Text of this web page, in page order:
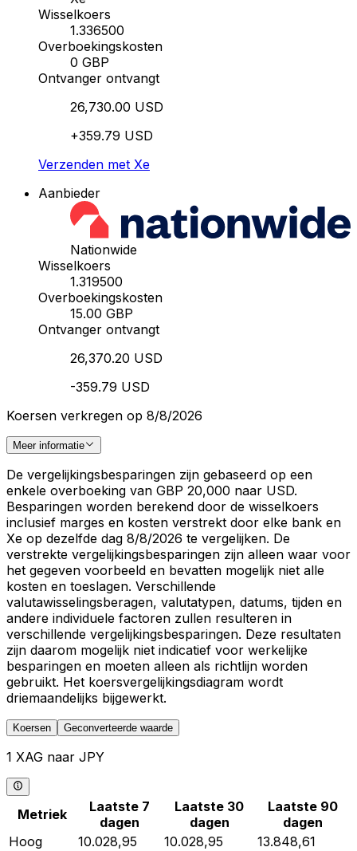
Wisselkoers
1.336500
Overboekingskosten
0 GBP
Ontvanger ontvangt
26,730.00 USD
+359.79 USD
Verzenden met Xe
Aanbieder
Nationwide
Wisselkoers
1.319500
Overboekingskosten
15.00 GBP
Ontvanger ontvangt
26,370.20 USD
-359.79 USD
Koersen verkregen op 8/8/2026
Meer informatie
De vergelijkingsbesparingen zijn gebaseerd op een
enkele overboeking van GBP 20,000 naar USD.
Besparingen worden berekend door de wisselkoers
inclusief marges en kosten verstrekt door elke bank en
Xe op dezelfde dag 8/8/2026 te vergelijken. De
verstrekte vergelijkingsbesparingen zijn alleen waar voor
het gegeven voorbeeld en bevatten mogelijk niet alle
kosten en toeslagen. Verschillende
valutawisselingsberagen, valutatypen, datums, tijden en
andere individuele factoren zullen resulteren in
verschillende vergelijkingsbesparingen. Deze resultaten
zijn daarom mogelijk niet indicatief voor werkelijke
besparingen en moeten alleen als richtlijn worden
gebruikt. Het koersvergelijkingsdiagram wordt
driemaandelijks bijgewerkt.
Koersen Geconverteerde waarde
1 XAG naar JPY
Metriek
Laatste 7
dagen
Laatste 30
dagen
Laatste 90
dagen
Hoog
10.028,95 10.028,95
13.848,61